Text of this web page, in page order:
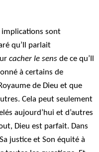
implications sont
qu’Il parlait
cacher le sens de ce qu’Il
à certains de
de Dieu et que
Cela peut seulement
aujourd’hui et d’autres
Dieu est parfait. Dans
justice et Son équité à